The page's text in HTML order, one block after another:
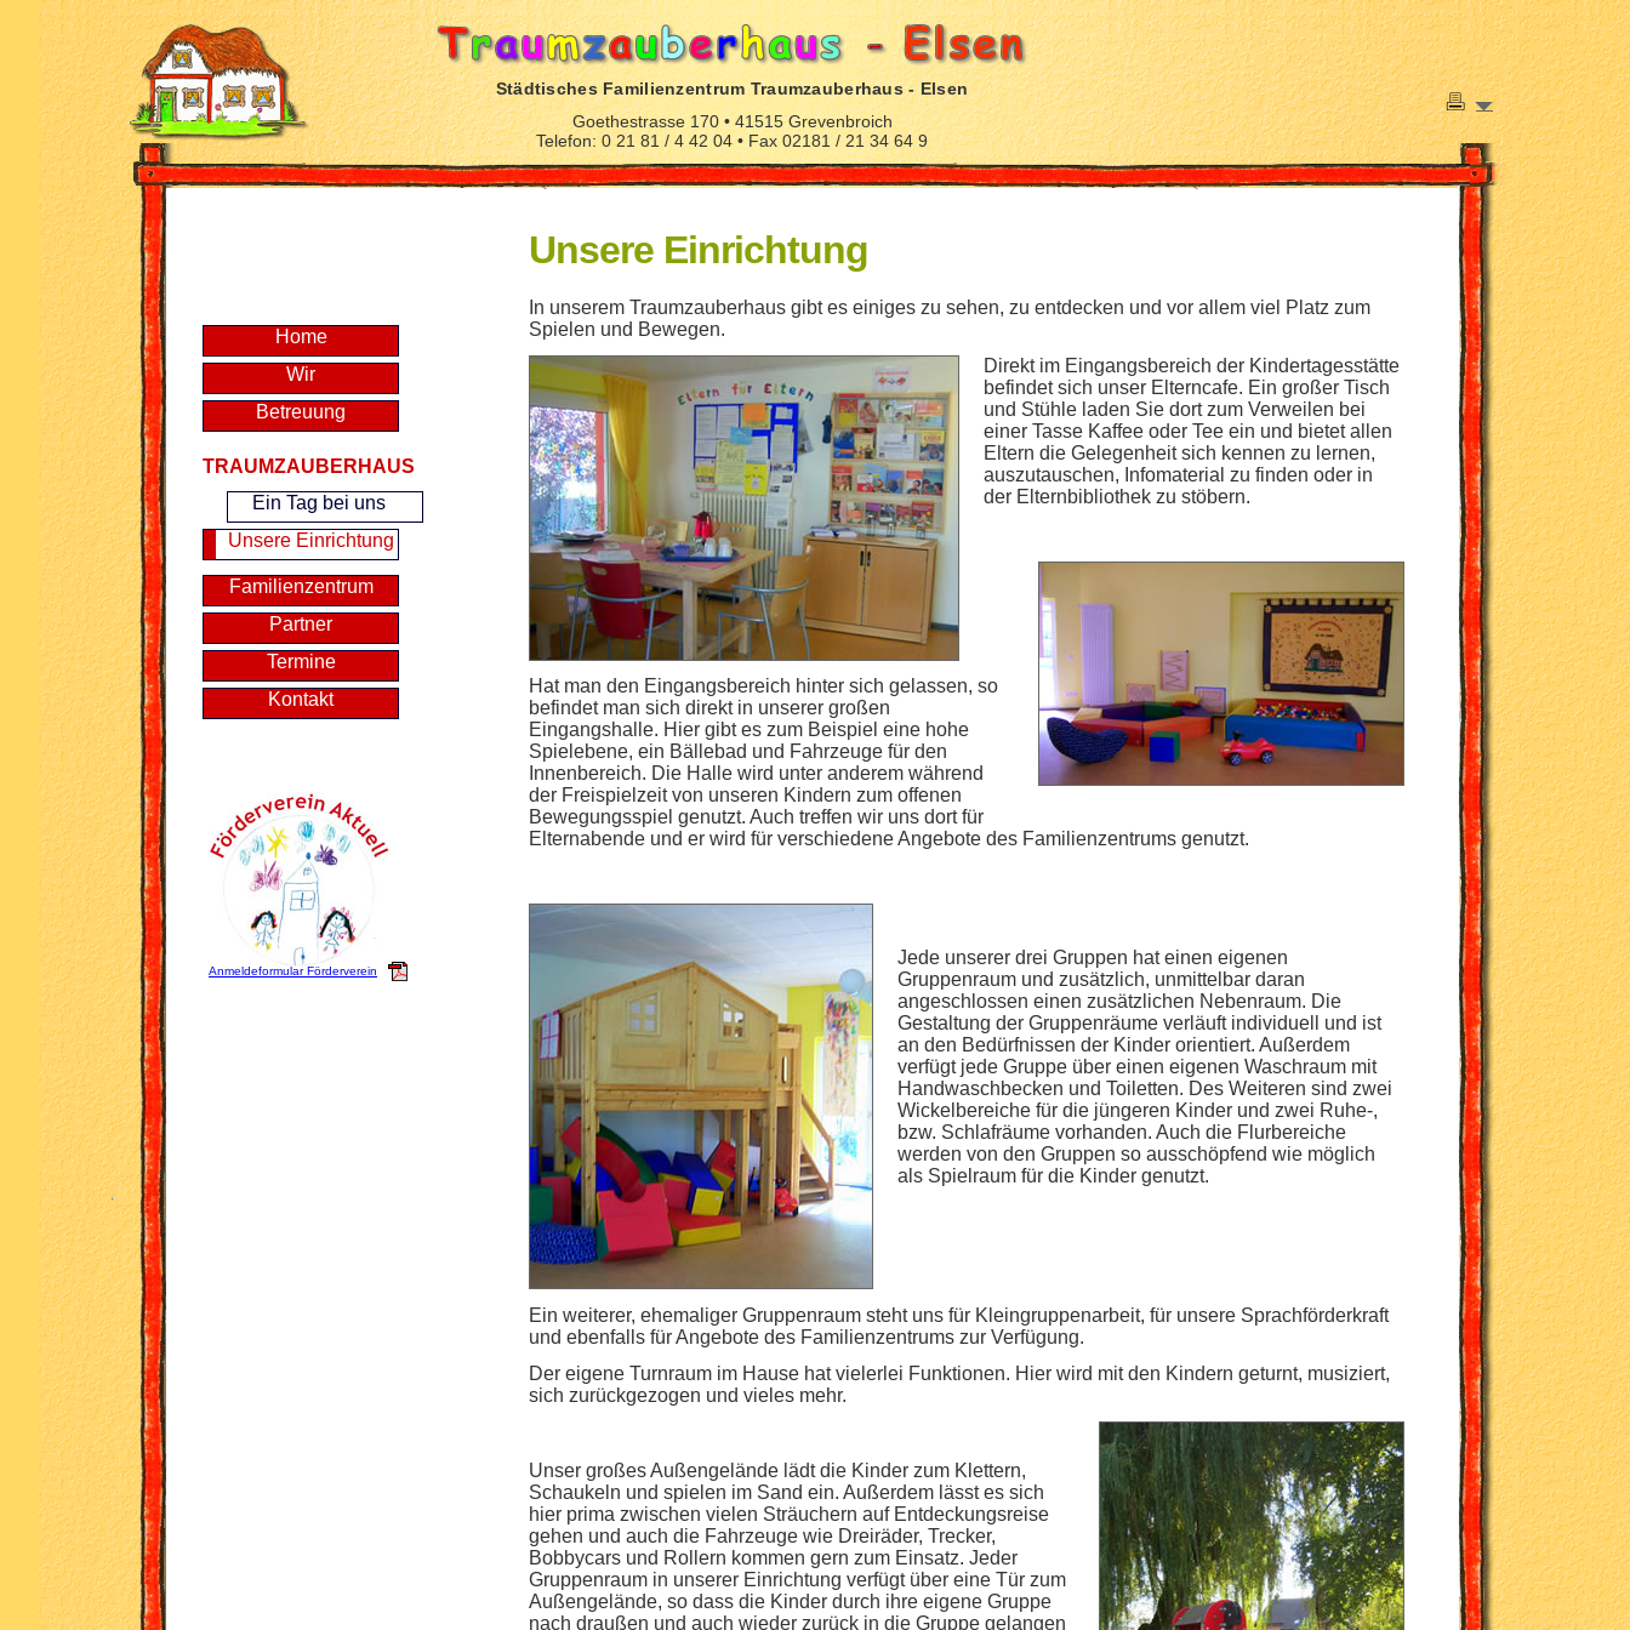
Städtisches Familienzentrum Traumzauberhaus - Elsen
Goethestrasse 170 • 41515 Grevenbroich
Telefon: 0 21 81 / 4 42 04 • Fax 02181 / 21 34 64 9
Home
Wir
Betreuung
TRAUMZAUBERHAUS
Ein Tag bei uns
Unsere Einrichtung
Familienzentrum
Partner
Termine
Kontakt
Anmeldeformular Förderverein
Unsere Einrichtung
In unserem Traumzauberhaus gibt es einiges zu sehen, zu entdecken und vor allem viel Platz zum
Spielen und Bewegen.
Direkt im Eingangsbereich der Kindertagesstätte
befindet sich unser Elterncafe. Ein großer Tisch
und Stühle laden Sie dort zum Verweilen bei
einer Tasse Kaffee oder Tee ein und bietet allen
Eltern die Gelegenheit sich kennen zu lernen,
auszutauschen, Infomaterial zu finden oder in
der Elternbibliothek zu stöbern.
Hat man den Eingangsbereich hinter sich gelassen, so
befindet man sich direkt in unserer großen
Eingangshalle. Hier gibt es zum Beispiel eine hohe
Spielebene, ein Bällebad und Fahrzeuge für den
Innenbereich. Die Halle wird unter anderem während
der Freispielzeit von unseren Kindern zum offenen
Bewegungsspiel genutzt. Auch treffen wir uns dort für
Elternabende und er wird für verschiedene Angebote des Familienzentrums genutzt.
Jede unserer drei Gruppen hat einen eigenen
Gruppenraum und zusätzlich, unmittelbar daran
angeschlossen einen zusätzlichen Nebenraum. Die
Gestaltung der Gruppenräume verläuft individuell und ist
an den Bedürfnissen der Kinder orientiert. Außerdem
verfügt jede Gruppe über einen eigenen Waschraum mit
Handwaschbecken und Toiletten. Des Weiteren sind zwei
Wickelbereiche für die jüngeren Kinder und zwei Ruhe-,
bzw. Schlafräume vorhanden. Auch die Flurbereiche
werden von den Gruppen so ausschöpfend wie möglich
als Spielraum für die Kinder genutzt.
Ein weiterer, ehemaliger Gruppenraum steht uns für Kleingruppenarbeit, für unsere Sprachförderkraft
und ebenfalls für Angebote des Familienzentrums zur Verfügung.
Der eigene Turnraum im Hause hat vielerlei Funktionen. Hier wird mit den Kindern geturnt, musiziert,
sich zurückgezogen und vieles mehr.
Unser großes Außengelände lädt die Kinder zum Klettern,
Schaukeln und spielen im Sand ein. Außerdem lässt es sich
hier prima zwischen vielen Sträuchern auf Entdeckungsreise
gehen und auch die Fahrzeuge wie Dreiräder, Trecker,
Bobbycars und Rollern kommen gern zum Einsatz. Jeder
Gruppenraum in unserer Einrichtung verfügt über eine Tür zum
Außengelände, so dass die Kinder durch ihre eigene Gruppe
nach draußen und auch wieder zurück in die Gruppe gelangen